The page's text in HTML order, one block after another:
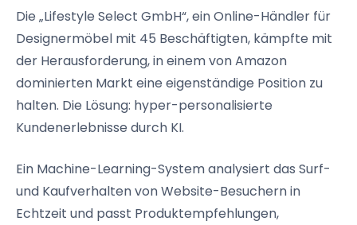
Die „Lifestyle Select GmbH“, ein Online-Händler für
Designermöbel mit 45 Beschäftigten, kämpfte mit
der Herausforderung, in einem von Amazon
dominierten Markt eine eigenständige Position zu
halten. Die Lösung: hyper-personalisierte
Kundenerlebnisse durch KI.
Ein Machine-Learning-System analysiert das Surf-
und Kaufverhalten von Website-Besuchern in
Echtzeit und passt Produktempfehlungen,